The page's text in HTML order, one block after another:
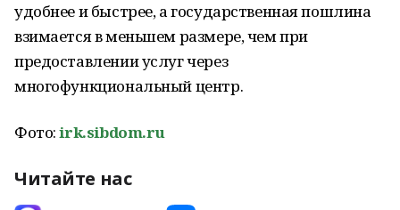
удобнее и быстрее, а государственная пошлина
взимается в меньшем размере, чем при
предоставлении услуг через
многофункциональный центр.
Фото:irk.sibdom.ru
Читайте нас